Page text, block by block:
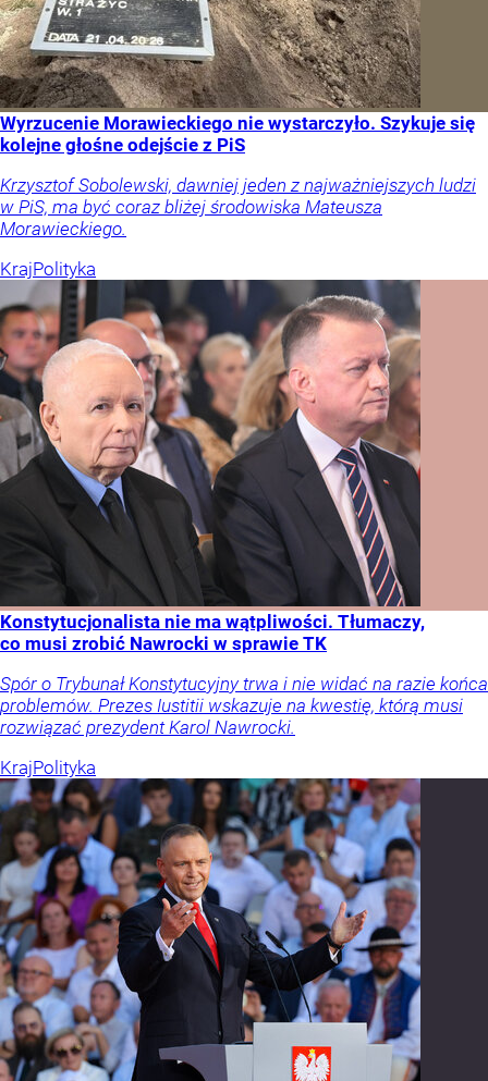
Wyrzucenie Morawieckiego nie wystarczyło. Szykuje się
kolejne głośne odejście z PiS
Krzysztof Sobolewski, dawniej jeden z najważniejszych ludzi
w PiS, ma być coraz bliżej środowiska Mateusza
Morawieckiego.
KrajPolityka
Konstytucjonalista nie ma wątpliwości. Tłumaczy,
co musi zrobić Nawrocki w sprawie TK
Spór o Trybunał Konstytucyjny trwa i nie widać na razie końca
problemów. Prezes Iustitii wskazuje na kwestię, którą musi
rozwiązać prezydent Karol Nawrocki.
KrajPolityka